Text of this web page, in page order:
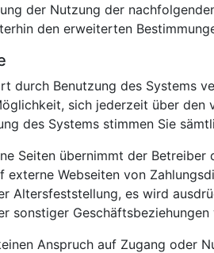
der Nutzung der
den erweiterten
durch Benutzung des Systems
sich jederzeit über den
des Systems stimmen Sie
Seiten übernimmt der
externe Webseiten von
Altersfeststellung, es wird
sonstiger
Anspruch auf Zugang oder